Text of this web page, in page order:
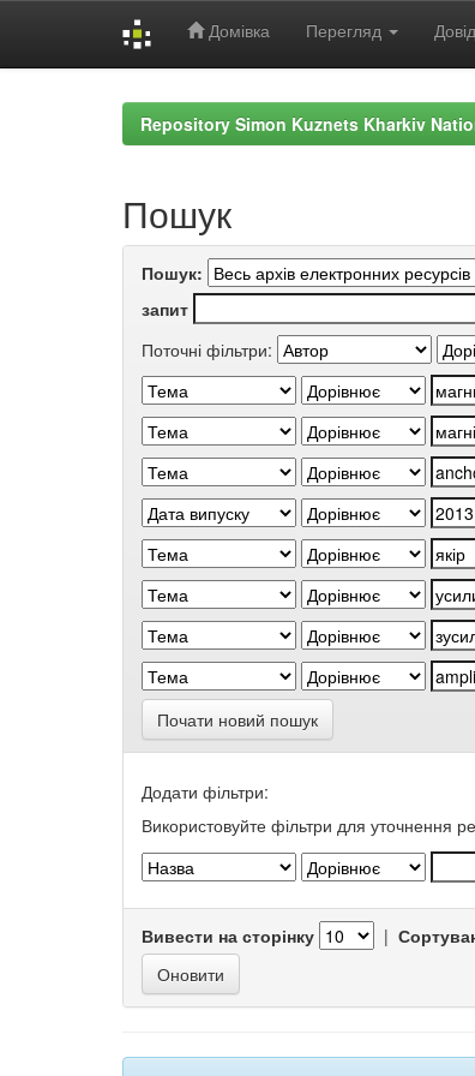
Домівка Перегляд
Repository Simon Kuznets Kharkiv
Пошук
Пошук:
запит
Поточні фільтри:
Почати новий пошук
Додати фільтри:
Використовуйте фільтри для уточнення
Вивести на сторінку |